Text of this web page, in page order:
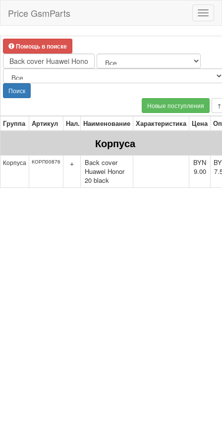
Price GsmParts
Помощь в поиске
Поиск
Новые поступления
↑
Группа Артикул Нал. Наименование Характеристика Цена
Корпуса
Корпуса КОРП00876 +
Back cover
Huawei Honor
20 black
BYN
9.00